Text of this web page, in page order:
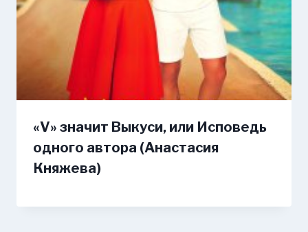
«V» значит Выкуси, или Исповедь
одного автора (Анастасия
Княжева)